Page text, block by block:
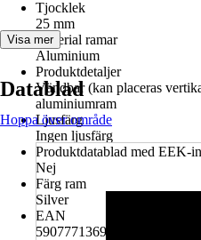
Tjocklek
25 mm
Material ramar
Aluminium
Produktdetaljer
Vändbar (kan placeras
aluminiumram
Ljusfärg
Ingen ljusfärg
Produktdatablad med EEK-
Nej
Färg ram
Silver
EAN
5907771369075,
Visa mer
Datablad
Hoppa över område